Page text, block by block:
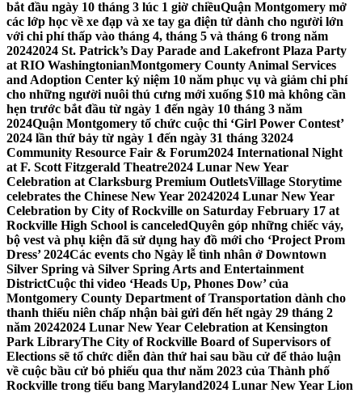
bắt đầu ngày 10 tháng 3 lúc 1 giờ chiềuQuận Montgomery mở
các lớp học về xe đạp và xe tay ga điện tử dành cho người lớn
với chi phí thấp vào tháng 4, tháng 5 và tháng 6 trong năm
20242024 St. Patrick’s Day Parade and Lakefront Plaza Party
at RIO WashingtonianMontgomery County Animal Services
and Adoption Center kỷ niệm 10 năm phục vụ và giảm chi phí
cho những người nuôi thú cưng mới xuống $10 mà không cần
hẹn trước bắt đầu từ ngày 1 đến ngày 10 tháng 3 năm
2024Quận Montgomery tổ chức cuộc thi ‘Girl Power Contest’
2024 lần thứ bảy từ ngày 1 đến ngày 31 tháng 32024
Community Resource Fair & Forum2024 International Night
at F. Scott Fitzgerald Theatre2024 Lunar New Year
Celebration at Clarksburg Premium OutletsVillage Storytime
celebrates the Chinese New Year 20242024 Lunar New Year
Celebration by City of Rockville on Saturday February 17 at
Rockville High School is canceledQuyên góp những chiếc váy,
bộ vest và phụ kiện đã sử dụng hay đồ mới cho ‘Project Prom
Dress’ 2024Các events cho Ngày lễ tình nhân ở Downtown
Silver Spring và Silver Spring Arts and Entertainment
DistrictCuộc thi video ‘Heads Up, Phones Dow’ của
Montgomery County Department of Transportation dành cho
thanh thiếu niên chấp nhận bài gửi đến hết ngày 29 tháng 2
năm 20242024 Lunar New Year Celebration at Kensington
Park LibraryThe City of Rockville Board of Supervisors of
Elections sẽ tổ chức diễn đàn thứ hai sau bầu cử để thảo luận
về cuộc bầu cử bỏ phiếu qua thư năm 2023 của Thành phố
Rockville trong tiểu bang Maryland2024 Lunar New Year Lion